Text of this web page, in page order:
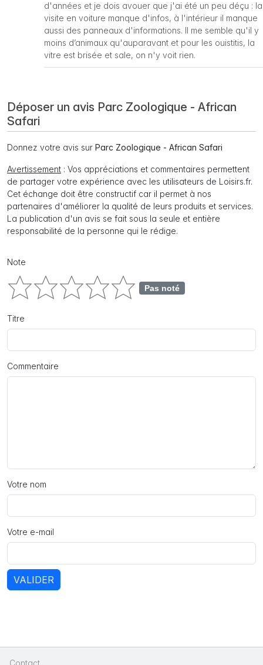
d'années et je dois avouer que j'ai été un peu déçu : la
visite en voiture manque d'infos, à l'intérieur il manque
aussi des panneaux d'informations. Il me semble qu'il y
moins d’animaux qu'auparavant et pour les ouistitis, la
vitre est brisée et sale, on n'y voit rien.
Déposer un avis Parc Zoologique - African
Safari
Donnez votre avis sur Parc Zoologique - African Safari
Avertissement : Vos appréciations et commentaires permettent
de partager votre expérience avec les utilisateurs de Loisirs.fr.
Cet échange doit être constructif car il permet à nos
partenaires d'améliorer la qualité de leurs produits et services.
La publication d'un avis se fait sous la seule et entière
responsabilité de la personne qui le rédige.
Note
Pas noté
Titre
Commentaire
Votre nom
Votre e-mail
VALIDER